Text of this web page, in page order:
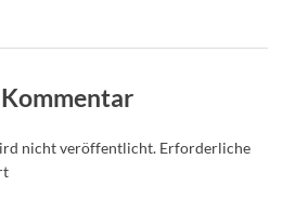
nicht veröffentlicht. Erforderliche